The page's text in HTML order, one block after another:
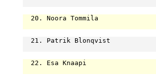
20. Noora Tommila
21. Patrik Blonqvist
22. Esa Knaapi